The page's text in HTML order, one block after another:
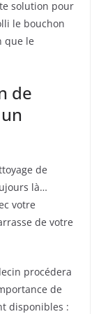
solution pour
le bouchon
que le
de
de
là…
votre
de votre
procédera
de
disponibles :